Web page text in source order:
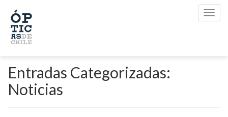
Entradas Categorizadas:
Noticias